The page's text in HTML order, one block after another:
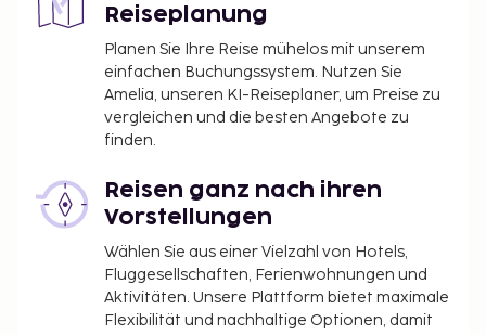
Reiseplanung
Planen Sie Ihre Reise mühelos mit unserem
einfachen Buchungssystem. Nutzen Sie
Amelia, unseren KI-Reiseplaner, um Preise zu
vergleichen und die besten Angebote zu
finden.
Reisen ganz nach ihren
Vorstellungen
Wählen Sie aus einer Vielzahl von Hotels,
Fluggesellschaften, Ferienwohnungen und
Aktivitäten. Unsere Plattform bietet maximale
Flexibilität und nachhaltige Optionen, damit